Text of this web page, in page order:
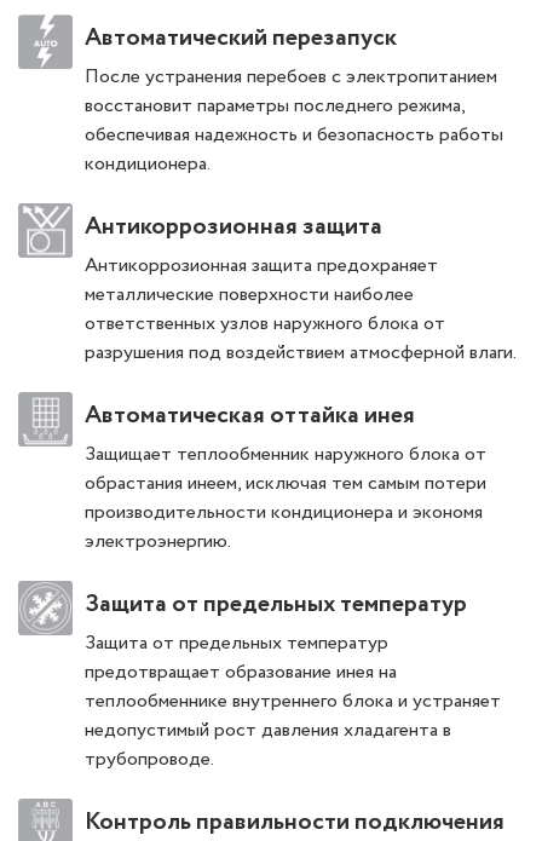
Автоматический перезапуск
После устранения перебоев с электропитанием
восстановит параметры последнего режима,
обеспечивая надежность и безопасность работы
кондиционера.
Антикоррозионная защита
Антикоррозионная защита предохраняет
металлические поверхности наиболее
ответственных узлов наружного блока от
разрушения под воздействием атмосферной влаги.
Автоматическая оттайка инея
Защищает теплообменник наружного блока от
обрастания инеем, исключая тем самым потери
производительности кондиционера и экономя
электроэнергию.
Защита от предельных температур
Защита от предельных температур
предотвращает образование инея на
теплообменнике внутреннего блока и устраняет
недопустимый рост давления хладагента в
трубопроводе.
Контроль правильности подключения